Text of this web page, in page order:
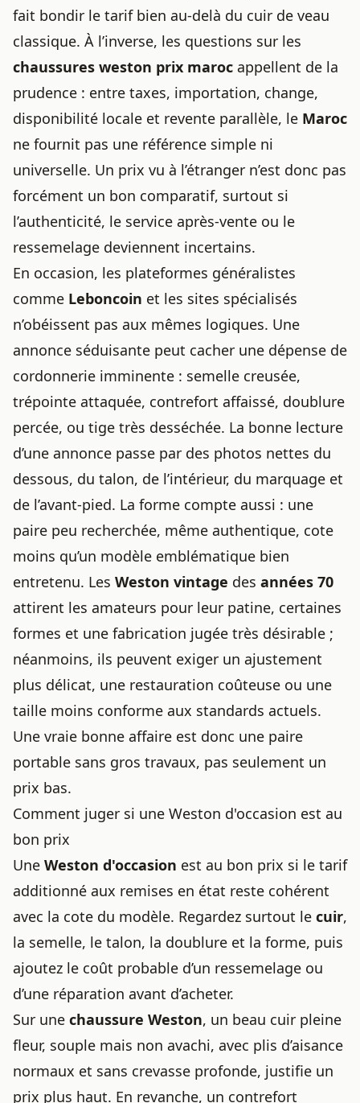
fait bondir le tarif bien au-delà du cuir de veau
classique. À l’inverse, les questions sur les
chaussures weston prix maroc appellent de la
prudence : entre taxes, importation, change,
disponibilité locale et revente parallèle, le Maroc
ne fournit pas une référence simple ni
universelle. Un prix vu à l’étranger n’est donc pas
forcément un bon comparatif, surtout si
l’authenticité, le service après-vente ou le
ressemelage deviennent incertains.
En occasion, les plateformes généralistes
comme Leboncoin et les sites spécialisés
n’obéissent pas aux mêmes logiques. Une
annonce séduisante peut cacher une dépense de
cordonnerie imminente : semelle creusée,
trépointe attaquée, contrefort affaissé, doublure
percée, ou tige très desséchée. La bonne lecture
d’une annonce passe par des photos nettes du
dessous, du talon, de l’intérieur, du marquage et
de l’avant-pied. La forme compte aussi : une
paire peu recherchée, même authentique, cote
moins qu’un modèle emblématique bien
entretenu. Les Weston vintage des années 70
attirent les amateurs pour leur patine, certaines
formes et une fabrication jugée très désirable ;
néanmoins, ils peuvent exiger un ajustement
plus délicat, une restauration coûteuse ou une
taille moins conforme aux standards actuels.
Une vraie bonne affaire est donc une paire
portable sans gros travaux, pas seulement un
prix bas.
Comment juger si une Weston d'occasion est au
bon prix
Une Weston d'occasion est au bon prix si le tarif
additionné aux remises en état reste cohérent
avec la cote du modèle. Regardez surtout le cuir,
la semelle, le talon, la doublure et la forme, puis
ajoutez le coût probable d’un ressemelage ou
d’une réparation avant d’acheter.
Sur une chaussure Weston, un beau cuir pleine
fleur, souple mais non avachi, avec plis d’aisance
normaux et sans crevasse profonde, justifie un
prix plus haut. En revanche, un contrefort